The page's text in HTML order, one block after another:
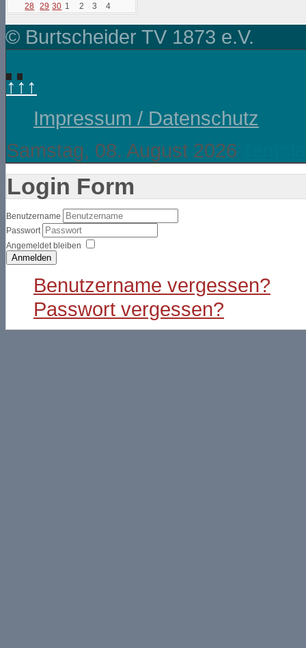
28 29 30 1 2 3 4
© Burtscheider TV 1873 e.V.
↑↑↑
Impressum / Datenschutz
Samstag, 08. August 2026
Login Form
Benutzername
Passwort
Angemeldet bleiben
Anmelden
Benutzername vergessen?
Passwort vergessen?